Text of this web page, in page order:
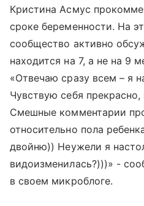
Кристина Асмус
сроке беременности. На
сообщество активно
находится на 7, а не на 9
«Отвечаю сразу всем – я
Чувствую себя
Смешные комментарии
относительно пола
двойню)) Неужели я
видоизменилась?)))» -
в своем микроблоге.